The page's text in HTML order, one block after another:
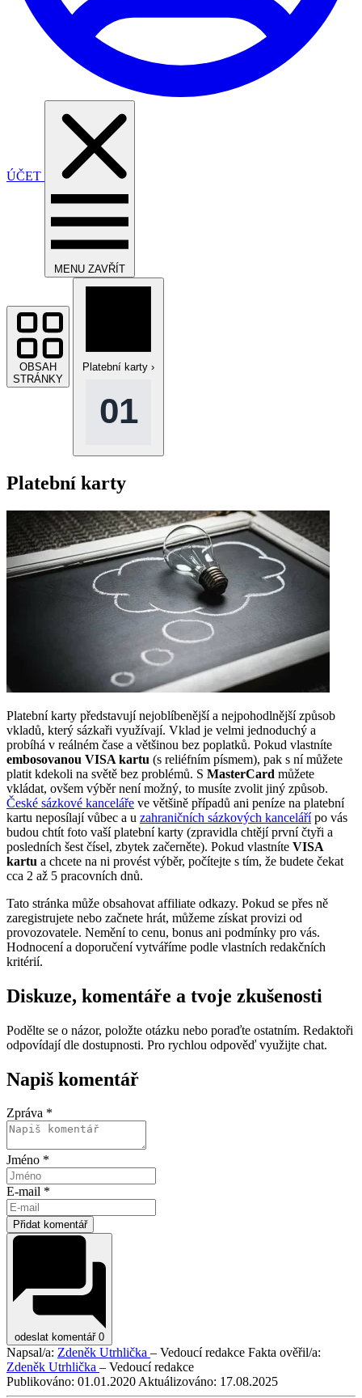
ÚČET
MENU ZAVŘÍT
OBSAH
STRÁNKY
Platební karty ›
Platební karty
Platební karty představují nejoblíbenější a nejpohodlnější způsob
vkladů, který sázkaři využívají. Vklad je velmi jednoduchý a
probíhá v reálném čase a většinou bez poplatků. Pokud vlastníte
embosovanou VISA kartu (s reliéfním písmem), pak s ní můžete
platit kdekoli na světě bez problémů. S MasterCard můžete
vkládat, ovšem výběr není možný, to musíte zvolit jiný způsob.
České sázkové kanceláře ve většině případů ani peníze na platební
kartu neposílají vůbec a u zahraničních sázkových kancelářípo vás
budou chtít foto vaší platební karty (zpravidla chtějí první čtyři a
posledních šest čísel, zbytek začerněte). Pokud vlastníte VISA
kartu a chcete na ni provést výběr, počítejte s tím, že budete čekat
cca 2 až 5 pracovních dnů.
Tato stránka může obsahovat affiliate odkazy. Pokud se přes ně
zaregistrujete nebo začnete hrát, můžeme získat provizi od
provozovatele. Nemění to cenu, bonus ani podmínky pro vás.
Hodnocení a doporučení vytváříme podle vlastních redakčních
kritérií.
Diskuze, komentáře a tvoje zkušenosti
Podělte se o názor, položte otázku nebo poraďte ostatním. Redaktoři
odpovídají dle dostupnosti. Pro rychlou odpověď využijte chat.
Napiš komentář
Zpráva *
Jméno *
E-mail *
Přidat komentář
odeslat komentář 0
Napsal/a: Zdeněk Utrhlička – Vedoucí redakce Fakta ověřil/a:
Zdeněk Utrhlička – Vedoucí redakce
Publikováno: 01.01.2020Aktuálizováno: 17.08.2025